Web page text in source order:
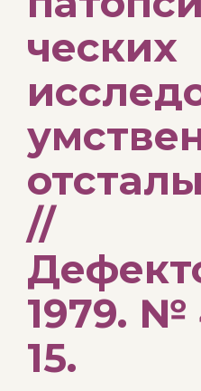
ческих
//
1979. №
15.